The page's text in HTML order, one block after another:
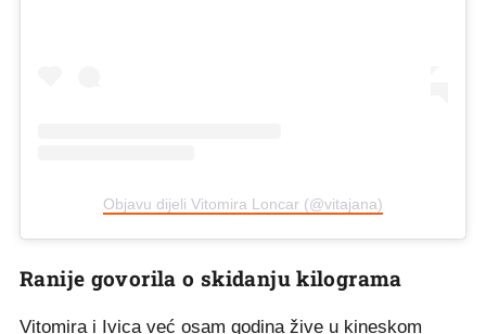
Objavu dijeli Vitomira Loncar (@vitajana)
Ranije govorila o skidanju kilograma
Vitomira i Ivica već osam godina žive u kineskom